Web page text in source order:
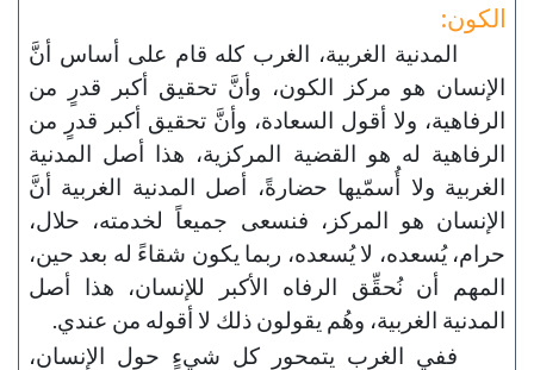
الكون:
المدنية الغربية، الغرب كله قام على أساس أنَّ
الإنسان هو مركز الكون، وأنَّ تحقيق أكبر قدرٍ من
الرفاهية، ولا أقول السعادة، وأنَّ تحقيق أكبر قدرٍ من
الرفاهية له هو القضية المركزية، هذا أصل المدنية
الغربية ولا أُسمّيها حضارةً، أصل المدنية الغربية أنَّ
الإنسان هو المركز، فنسعى جميعاً لخدمته، حلال،
حرام، يُسعده، لا يُسعده، ربما يكون شقاءً له بعد حين،
المهم أن نُحقِّق الرفاه الأكبر للإنسان، هذا أصل
المدنية الغربية، وهُم يقولون ذلك لا أقوله من عندي.
ففي الغرب يتمحور كل شيءٍ حول الإنسان،